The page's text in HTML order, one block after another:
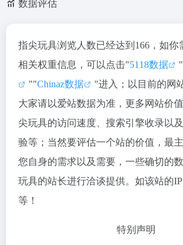
数据评估
指尖玩具浏览人数已经达到166，如你
相关权重信息，可以点击"5118数据
""Chinaz数据
"进入；以目前的网
大家请以爱站数据为准，更多网站价
尖玩具的访问速度、搜索引擎收录以
验等；当然要评估一个站的价值，最
您自身的需求以及需要，一些确切的
玩具的站长进行洽谈提供。如该站的
等！
特别声明